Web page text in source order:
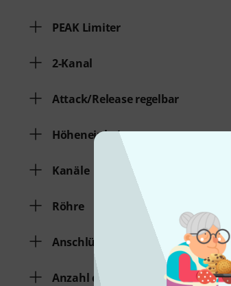
PEAK Limiter
2-Kanal
Attack/Release regelbar
Höheneinheiten
Kanäle
Röhre
Anschlüsse
Anzahl der Bänder